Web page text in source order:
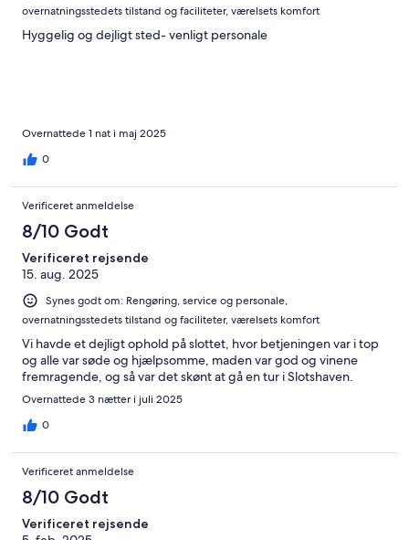
overnatningsstedets tilstand og faciliteter, værelsets komfort
Hyggelig og dejligt sted- venligt personale
Overnattede 1 nat i maj 2025
0
Verificeret anmeldelse
8/10 Godt
Verificeret rejsende
15. aug. 2025
Synes godt om: Rengøring, service og personale,
overnatningsstedets tilstand og faciliteter, værelsets komfort
Vi havde et dejligt ophold på slottet, hvor betjeningen var i top
og alle var søde og hjælpsomme, maden var god og vinene
fremragende, og så var det skønt at gå en tur i Slotshaven.
Overnattede 3 nætter i juli 2025
0
Verificeret anmeldelse
8/10 Godt
Verificeret rejsende